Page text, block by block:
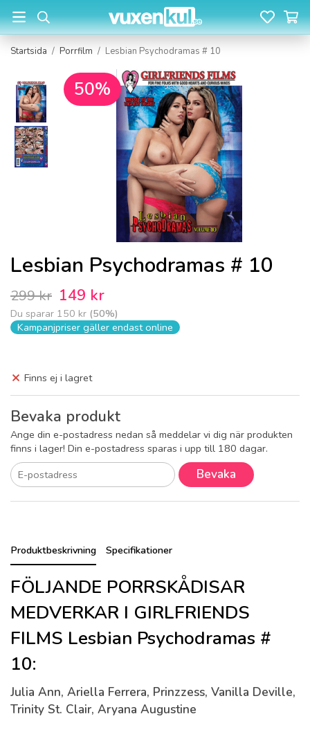
Startsida / Porrfilm / Lesbian Psychodramas # 10
50%
Lesbian Psychodramas # 10
299 kr 149 kr
Du sparar 150 kr (50%)
Kampanjpriser gäller endast online
Finns ej i lagret
Bevaka produkt
Ange din e-postadress nedan så meddelar vi dig när produkten
finns i lager! Din e-postadress sparas i upp till 180 dagar.
Bevaka
Produktbeskrivning Specifikationer
FÖLJANDE PORRSKÅDISAR
MEDVERKAR I GIRLFRIENDS
FILMS Lesbian Psychodramas #
10:
Julia Ann, Ariella Ferrera, Prinzzess, Vanilla Deville,
Trinity St. Clair, Aryana Augustine